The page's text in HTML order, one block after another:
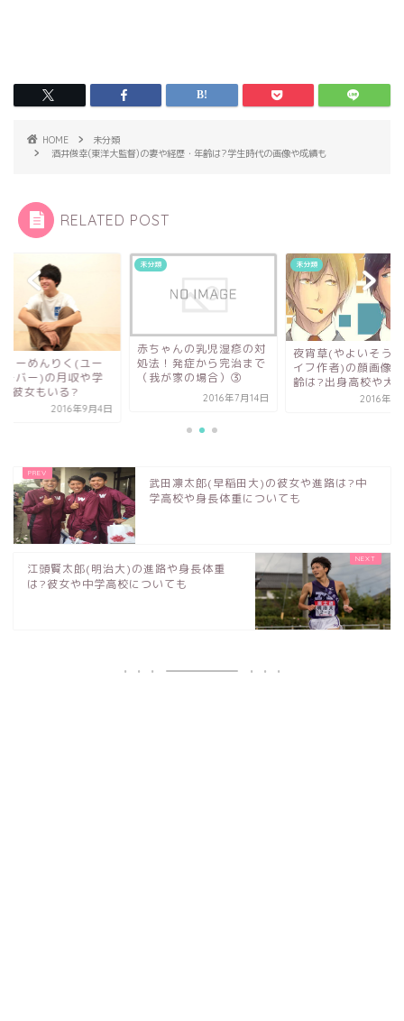
HOME
未分類
酒井俊幸(東洋大監督)の妻や経歴・年齢は?学生時代の画像や成績も
RELATED POST
らーめんりく(ユー
ーバー)の月収や学
?彼女もいる?
2016年9月4日
未分類
赤ちゃんの乳児湿疹の対
処法！発症から完治まで
（我が家の場合）③
2016年7月14日
未分類
夜宵草(やよいそう/
イフ作者)の顔画像
齢は?出身高校や大
2016年11
武田凛太郎(早稲田大)の彼女や進路は?中
学高校や身長体重についても
江頭賢太郎(明治大)の進路や身長体重
は?彼女や中学高校についても